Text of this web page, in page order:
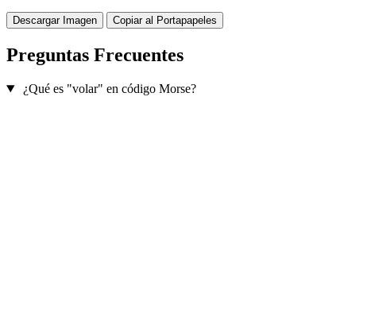
Descargar Imagen Copiar al Portapapeles
Preguntas Frecuentes
¿Qué es "volar" en código Morse?